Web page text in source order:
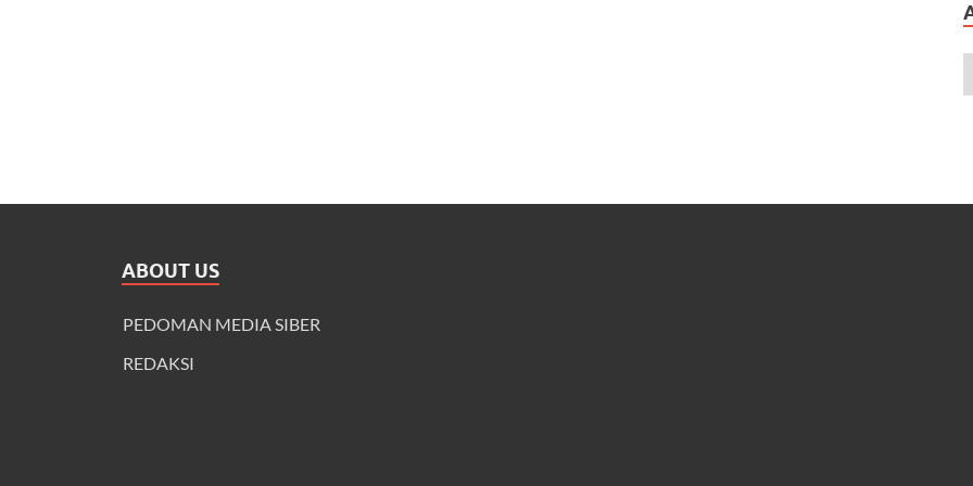
ABOUT US
PEDOMAN MEDIA SIBER
REDAKSI